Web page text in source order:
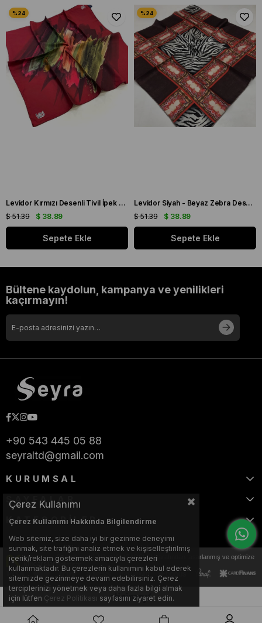
Levidor Kırmızı Desenli Tivil İpek Eşarp 19086
$ 38.89
$ 51.39
Sepete Ekle
Levidor Siyah - Beyaz Zebra Desen Tivil İpek Eşarp 20808
$ 38.89
$ 51.39
Sepete Ekle
Bültene kaydolun, kampanya ve yenilikleri
kaçırmayın!
+90 543 445 05 88
seyraltd@gmail.com
KURUMSAL
SAYFALAR
KATEGORİLER
Bu web sitesi, Nihat KILIÇARSLAN tarafından tasarlanmış ve optimize
edilmiştir.
Çerez Kullanımı
Çerez Kullanımı Hakkında Bilgilendirme
Web sitemiz, size daha iyi bir gezinme deneyimi
sunmak, site trafiğini analiz etmek ve kişiselleştirilmiş
içerik/reklam göstermek amacıyla çerezleri
kullanmaktadır. Bu çerezlerin kullanımını kabul ederek
sitemizde gezinmeye devam edebilirsiniz. Çerez
terciplerinizi yönetmek veya daha fazla bilgi almak
için lütfen Çerez Politikası sayfasını ziyaret edin.